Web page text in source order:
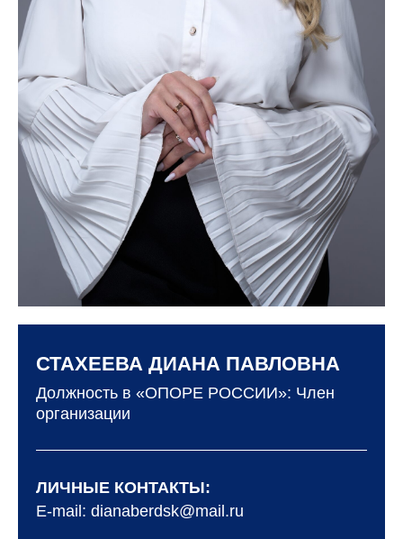
СТАХЕЕВА ДИАНА ПАВЛОВНА
Должность в «ОПОРЕ РОССИИ»: Член
организации
ЛИЧНЫЕ КОНТАКТЫ:
E-mail: dianaberdsk@mail.ru